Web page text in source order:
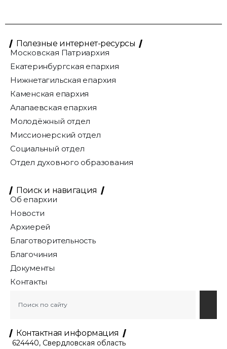
Полезные интернет-ресурсы
Московская Патриархия
Екатеринбургская епархия
Нижнетагильская епархия
Каменская епархия
Алапаевская епархия
Молодёжный отдел
Миссионерский отдел
Социальный отдел
Отдел духовного образования
Поиск и навигация
Об епархии
Новости
Архиерей
Благотворительность
Благочиния
Документы
Контакты
Контактная информация
624440, Свердловская область